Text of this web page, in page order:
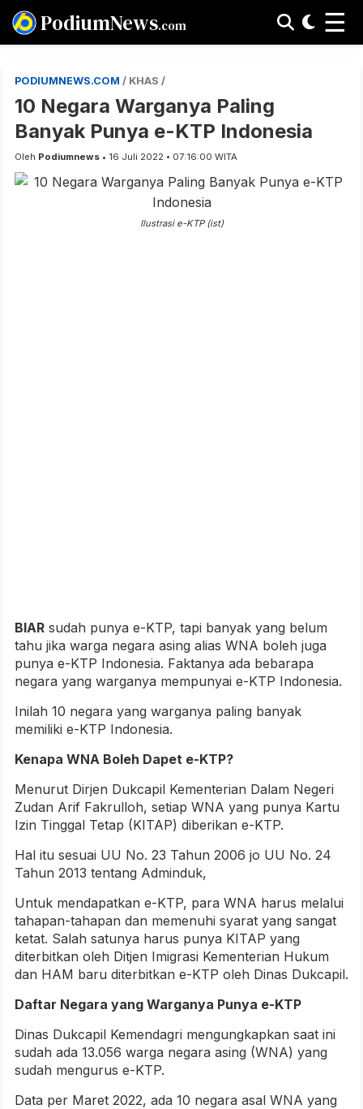
PodiumNews.com ☰
PODIUMNEWS.COM / KHAS /
10 Negara Warganya Paling
Banyak Punya e-KTP Indonesia
Oleh Podiumnews • 16 Juli 2022 • 07:16:00 WITA
Ilustrasi e-KTP (ist)
BIAR sudah punya e-KTP, tapi banyak yang belum
tahu jika warga negara asing alias WNA boleh juga
punya e-KTP Indonesia. Faktanya ada bebarapa
negara yang warganya mempunyai e-KTP Indonesia.
Inilah 10 negara yang warganya paling banyak
memiliki e-KTP Indonesia.
Kenapa WNA Boleh Dapet e-KTP?
Menurut Dirjen Dukcapil Kementerian Dalam Negeri
Zudan Arif Fakrulloh, setiap WNA yang punya Kartu
Izin Tinggal Tetap (KITAP) diberikan e-KTP.
Hal itu sesuai UU No. 23 Tahun 2006 jo UU No. 24
Tahun 2013 tentang Adminduk,
Untuk mendapatkan e-KTP, para WNA harus melalui
tahapan-tahapan dan memenuhi syarat yang sangat
ketat. Salah satunya harus punya KITAP yang
diterbitkan oleh Ditjen Imigrasi Kementerian Hukum
dan HAM baru diterbitkan e-KTP oleh Dinas Dukcapil.
Daftar Negara yang Warganya Punya e-KTP
Dinas Dukcapil Kemendagri mengungkapkan saat ini
sudah ada 13.056 warga negara asing (WNA) yang
sudah mengurus e-KTP.
Data per Maret 2022, ada 10 negara asal WNA yang